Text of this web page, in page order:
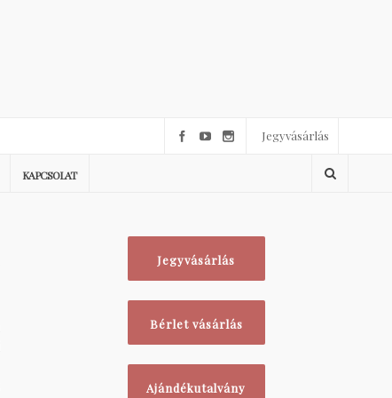
Jegyvásárlás
KAPCSOLAT
Jegyvásárlás
Bérlet vásárlás
Ajándékutalvány